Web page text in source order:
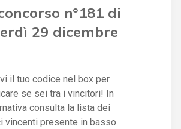
n°181 di
29 dicembre
il tuo codice nel box per
se sei tra i vincitori! In
consulta la lista dei
vincenti presente in basso